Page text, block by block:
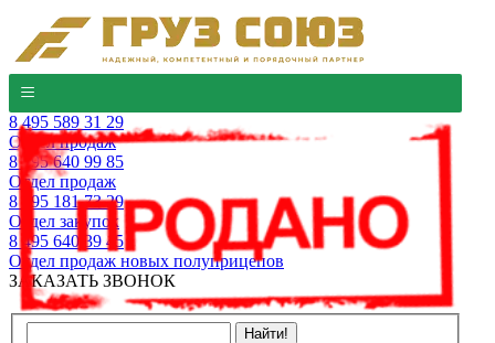
8 495 589 31 29
Отдел продаж
8 495 640 99 85
Отдел продаж
8 495 181 73 29
Отдел закупок
8 495 640 39 45
Отдел продаж новых полуприцепов
ЗАКАЗАТЬ ЗВОНОК